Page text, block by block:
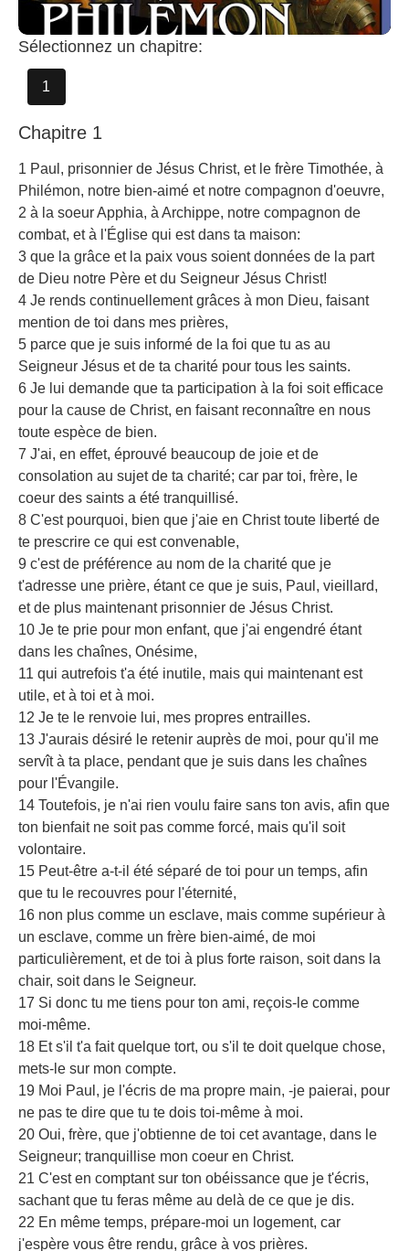
Sélectionnez un chapitre:
1
Chapitre 1
1 Paul, prisonnier de Jésus Christ, et le frère Timothée, à
Philémon, notre bien-aimé et notre compagnon d'oeuvre,
2 à la soeur Apphia, à Archippe, notre compagnon de
combat, et à l'Église qui est dans ta maison:
3 que la grâce et la paix vous soient données de la part
de Dieu notre Père et du Seigneur Jésus Christ!
4 Je rends continuellement grâces à mon Dieu, faisant
mention de toi dans mes prières,
5 parce que je suis informé de la foi que tu as au
Seigneur Jésus et de ta charité pour tous les saints.
6 Je lui demande que ta participation à la foi soit efficace
pour la cause de Christ, en faisant reconnaître en nous
toute espèce de bien.
7 J'ai, en effet, éprouvé beaucoup de joie et de
consolation au sujet de ta charité; car par toi, frère, le
coeur des saints a été tranquillisé.
8 C'est pourquoi, bien que j'aie en Christ toute liberté de
te prescrire ce qui est convenable,
9 c'est de préférence au nom de la charité que je
t'adresse une prière, étant ce que je suis, Paul, vieillard,
et de plus maintenant prisonnier de Jésus Christ.
10 Je te prie pour mon enfant, que j'ai engendré étant
dans les chaînes, Onésime,
11 qui autrefois t'a été inutile, mais qui maintenant est
utile, et à toi et à moi.
12 Je te le renvoie lui, mes propres entrailles.
13 J'aurais désiré le retenir auprès de moi, pour qu'il me
servît à ta place, pendant que je suis dans les chaînes
pour l'Évangile.
14 Toutefois, je n'ai rien voulu faire sans ton avis, afin que
ton bienfait ne soit pas comme forcé, mais qu'il soit
volontaire.
15 Peut-être a-t-il été séparé de toi pour un temps, afin
que tu le recouvres pour l'éternité,
16 non plus comme un esclave, mais comme supérieur à
un esclave, comme un frère bien-aimé, de moi
particulièrement, et de toi à plus forte raison, soit dans la
chair, soit dans le Seigneur.
17 Si donc tu me tiens pour ton ami, reçois-le comme
moi-même.
18 Et s'il t'a fait quelque tort, ou s'il te doit quelque chose,
mets-le sur mon compte.
19 Moi Paul, je l'écris de ma propre main, -je paierai, pour
ne pas te dire que tu te dois toi-même à moi.
20 Oui, frère, que j'obtienne de toi cet avantage, dans le
Seigneur; tranquillise mon coeur en Christ.
21 C'est en comptant sur ton obéissance que je t'écris,
sachant que tu feras même au delà de ce que je dis.
22 En même temps, prépare-moi un logement, car
j'espère vous être rendu, grâce à vos prières.